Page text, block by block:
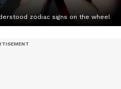
zodiac signs on the wheel